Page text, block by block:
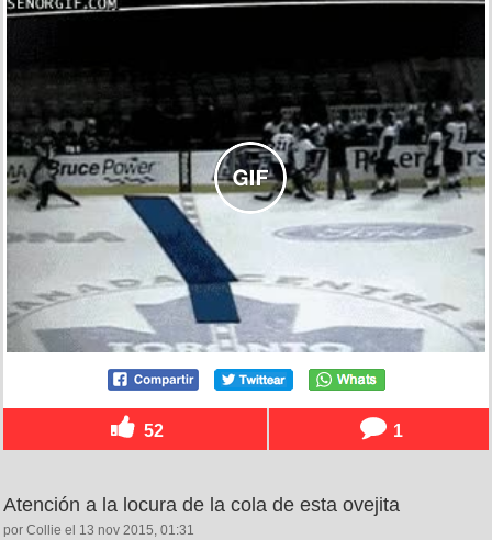
52 1
Atención a la locura de la cola de esta ovejita
por Collie el 13 nov 2015, 01:31